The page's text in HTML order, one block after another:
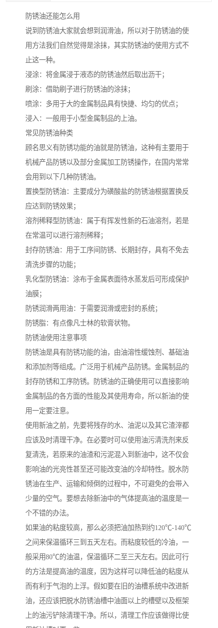
防锈油还能怎么用
说到防锈油大家就会想到润滑油，所以对于防锈油的使
用方法我们自然觉得是涂抹，其实防锈油的使用方式不
止这一种。
浸涂：将金属浸于液态的防锈油然后取出沥干；
刷涂：借助刷子进行防锈油的涂抹；
喷涂：多用于大的金属制品具有快捷、均匀的优点；
浸入：一般用于小型金属制品的上油。
常见防锈油种类
顾名思义有防锈功能的油就是防锈油，这种有主要用于
机械产品防锈以及部分金属加工防锈操作，在国内常常
会用到以下几种防锈油。
置换型防锈油：主要成分为磺酸盐的防锈油根据置换反
应达到防锈效果；
溶剂稀释型防锈油：属于有挥发性新的石油溶剂，若是
在常温可以进行溶剂稀释；
封存防锈油：用于工序间防锈、长期封存，具有不免去
清洗步骤的功能；
乳化型防锈油：涂布于金属表面待水蒸发后可形成保护
油膜；
防锈润滑两用油：于需要润滑或密封的系统；
防锈脂：有点像凡士林的软膏状物。
防锈油使用注意事项
防锈油是具有防锈功能的油，由油溶性缓蚀剂、基础油
和添加剂等组成。广泛用于机械产品防锈。金属制品的
封存防锈和工序防锈。防锈油的正确使用可以直接影响
金属制品的各方面的性能及其使用寿命，所以新油的使
用一定要注意。
使用新油之前，先要将残存的水、油泥以及其它渣滓都
应该及时清理干净。在必要时可以使用油污清洗剂来反
复清洗，若原来的油渣和污泥混入到新油中，这不仅会
影响油的光亮性甚至还可能改变油的冷却特性。脱水防
锈油在生产、运输和倾倒的过程中，不可避免的会带入
少量的空气。要想去除新油中的气体提高油的温度是一
个不错的办法。
如果油的粘度较高，那么必须把油加热到约120℃-140℃
之间来保温循环三到五天左右。而粘度较低的冷油，一
般采用80℃的油温，保温循环二至三天左右。因此可行
的方法是提高油的温度，因为这样可以降低油的粘度从
而有利于气泡的上浮。假如要在旧的油槽系统中改进新
油，还应该把脱水防锈油槽中油面以上的槽壁以及框架
上的油污铲除清理干净。所以，清理工作应该做得比使